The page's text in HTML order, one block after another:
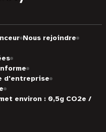
Nous rejoindre
d'entreprise
environ : 0,5g CO2e /